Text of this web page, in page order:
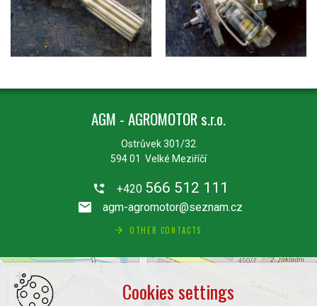
AGM - AGROMOTOR s.r.o.
Ostrůvek 301/32
594 01 Velké Meziříčí
+420 566 512 111
agm-agromotor@seznam.cz
OTHER CONTACTS
+
−
Cookies settings